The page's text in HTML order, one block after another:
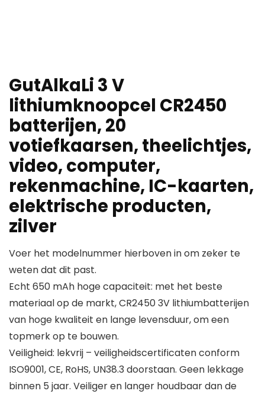
GutAlkaLi 3 V
lithiumknoopcel CR2450
batterijen, 20
votiefkaarsen, theelichtjes,
video, computer,
rekenmachine, IC-kaarten,
elektrische producten,
zilver
Voer het modelnummer hierboven in om zeker te
weten dat dit past.
Echt 650 mAh hoge capaciteit: met het beste
materiaal op de markt, CR2450 3V lithiumbatterijen
van hoge kwaliteit en lange levensduur, om een
topmerk op te bouwen.
Veiligheid: lekvrij – veiligheidscertificaten conform
ISO9001, CE, RoHS, UN38.3 doorstaan. Geen lekkage
binnen 5 jaar. Veiliger en langer houdbaar dan de